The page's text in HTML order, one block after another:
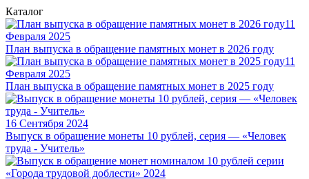
Каталог
11
Февраля 2025
План выпуска в обращение памятных монет в 2026 году
11
Февраля 2025
План выпуска в обращение памятных монет в 2025 году
16 Сентября 2024
Выпуск в обращение монеты 10 рублей, серия — «Человек
труда - Учитель»